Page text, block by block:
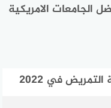
الجامعات الامريكية
في 2022